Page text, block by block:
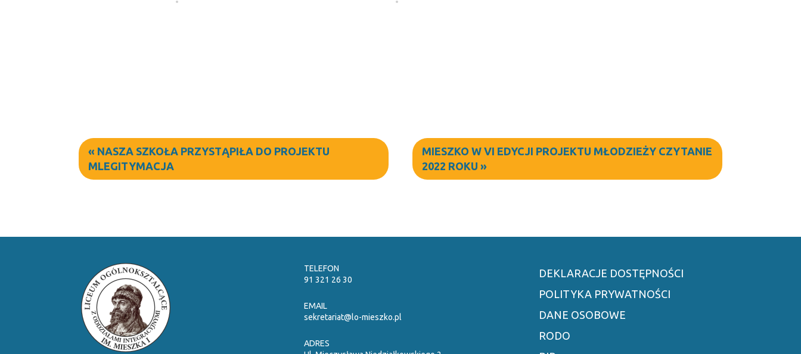
« NASZA SZKOŁA PRZYSTĄPIŁA DO PROJEKTU
MLEGITYMACJA
MIESZKO W VI EDYCJI PROJEKTU MŁODZIEŻY CZYTANIE
2022 ROKU »
TELEFON
91 321 26 30
EMAIL
sekretariat@lo-mieszko.pl
ADRES
DEKLARACJE DOSTĘPNOŚCI
POLITYKA PRYWATNOŚCI
DANE OSOBOWE
RODO